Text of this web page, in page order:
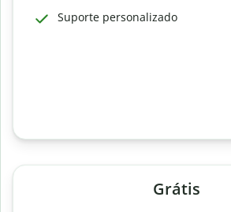
Suporte personalizado
Grátis